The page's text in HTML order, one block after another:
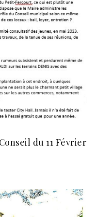
du 11 Février